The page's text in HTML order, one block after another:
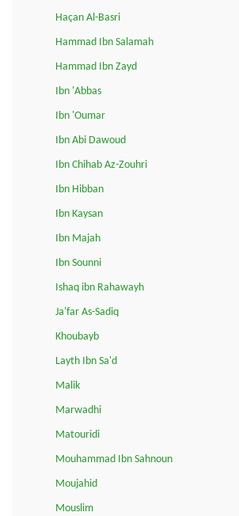
Haçan Al-Basri
Hammad Ibn Salamah
Hammad Ibn Zayd
Ibn 'Abbas
Ibn 'Oumar
Ibn Abi Dawoud
Ibn Chihab Az-Zouhri
Ibn Hibban
Ibn Kaysan
Ibn Majah
Ibn Sounni
Ishaq ibn Rahawayh
Ja'far As-Sadiq
Khoubayb
Layth Ibn Sa'd
Malik
Marwadhi
Matouridi
Mouhammad Ibn Sahnoun
Moujahid
Mouslim